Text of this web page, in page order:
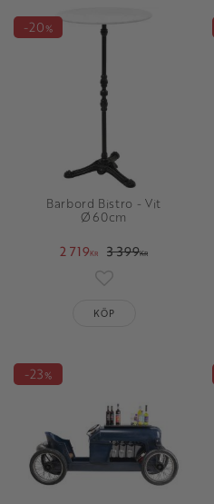
Barbord Bistro - Vit
Ø60cm
2 719KR 3 399KR
20%
Lägg till i favoriter
KÖP
23%